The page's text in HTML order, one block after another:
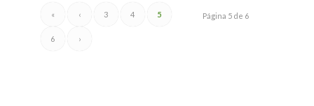
Página 5 de 6
« ‹ 3 4 5
6 ›